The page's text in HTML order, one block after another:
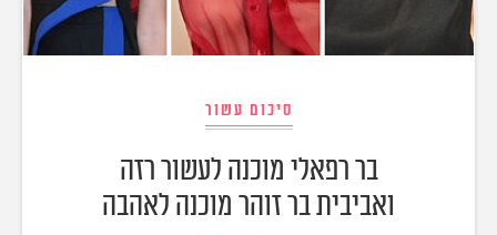
סיכום עשור
בר רפאלי מוכנה לעשור רזה
ואביבית בר זוהר מוכנה לאהבה